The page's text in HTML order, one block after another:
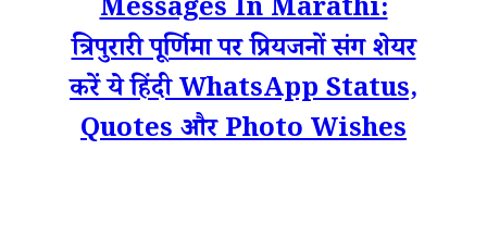
Messages In Marathi:
त्रिपुरारी पूर्णिमा पर प्रियजनों संग शेयर
करें ये हिंदी WhatsApp Status,
Quotes और Photo Wishes